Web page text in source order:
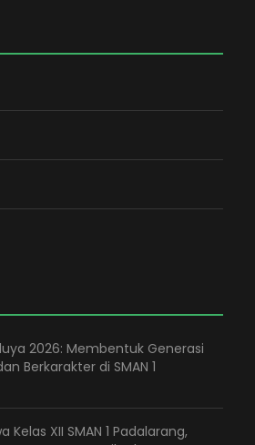
2026: Membentuk Generasi
Berkarakter di SMAN 1
Kelas XII SMAN 1 Padalarang,